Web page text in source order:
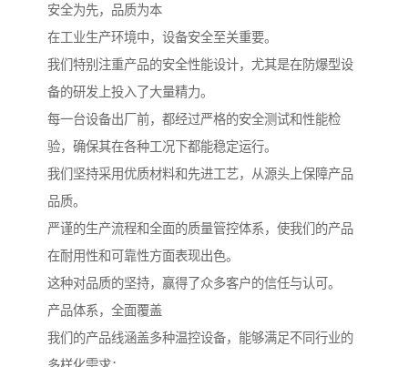
安全为先，品质为本
在工业生产环境中，设备安全至关重要。
我们特别注重产品的安全性能设计，尤其是在防爆型设
备的研发上投入了大量精力。
每一台设备出厂前，都经过严格的安全测试和性能检
验，确保其在各种工况下都能稳定运行。
我们坚持采用优质材料和先进工艺，从源头上保障产品
品质。
严谨的生产流程和全面的质量管控体系，使我们的产品
在耐用性和可靠性方面表现出色。
这种对品质的坚持，赢得了众多客户的信任与认可。
产品体系，全面覆盖
我们的产品线涵盖多种温控设备，能够满足不同行业的